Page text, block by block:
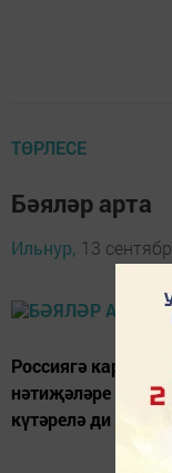
ТӨРЛЕСЕ
Бәяләр арта
Ильнур, 13
Россиягә карата
нәтиҗәләре
күтәрелә ди